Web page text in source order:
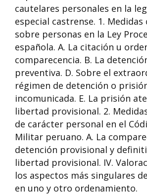
cautelares personales en la
especial castrense. 1. Medidas
sobre personas en la Ley
española. A. La citación u
comparecencia. B. La
preventiva. D. Sobre el
régimen de detención o
incomunicada. E. La prisión
libertad provisional. 2.
de carácter personal en el
Militar peruano. A. La
detención provisional y
libertad provisional. IV.
los aspectos más singulares
en uno y otro ordenamiento.